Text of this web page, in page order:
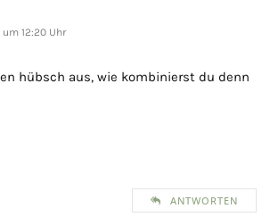
um 12:20 Uhr
hübsch aus, wie kombinierst du denn
ANTWORTEN